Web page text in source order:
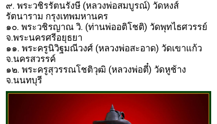
๙. พระวชิรรัตนรังษี (หลวงพ่อสมบูรณ์) วัดหงส์
รัตนาราม กรุงเทพมหานคร
๑๐. พระวชิรญาณ วิ. (ท่านพ่ออติโชติ) วัดพุทไธศวรรย์
จ.พระนครศรีอยุธยา
๑๑. พระครูนิวิฐมณีวงศ์ (หลวงพ่อสะอาด) วัดเขาแก้ว
จ.นครสวรรค์
๑๒. พระครูสุวรรณโชติวุฒิ (หลวงพ่อตี๋) วัดหูช้าง
จ.นนทบุรี